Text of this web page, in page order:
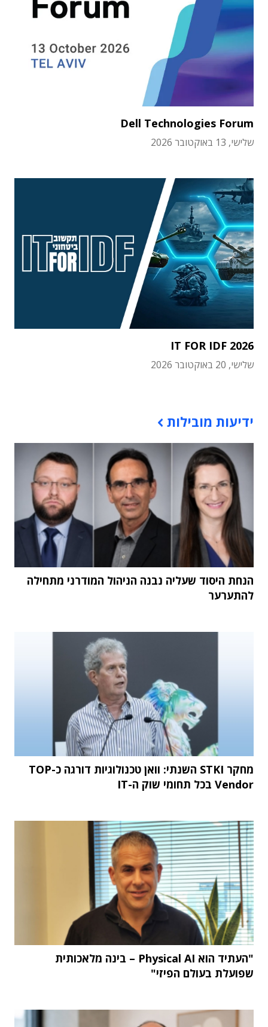
Dell Technologies Forum
שלישי, 13 באוקטובר 2026
IT FOR IDF 2026
שלישי, 20 באוקטובר 2026
ידיעות מובילות
הנחת היסוד שעליה נבנה הניהול המודרני מתחילה
להתערער
מחקר STKI השנתי: וואן טכנולוגיות דורגה כ-TOP
Vendor בכל תחומי שוק ה-IT
"העתיד הוא Physical AI – בינה מלאכותית
שפועלת בעולם הפיזי"